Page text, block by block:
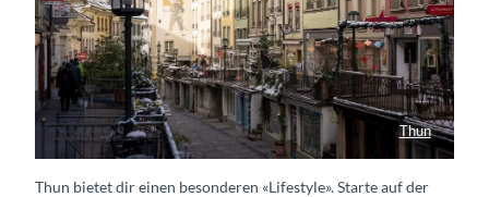
Thun
Obere Hauptgasse Thun
Thun bietet dir einen besonderen «Lifestyle». Starte auf der